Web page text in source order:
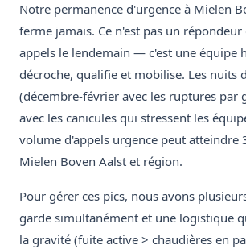
Notre permanence d'urgence à Mielen
ferme jamais. Ce n'est pas un
appels le lendemain — c'est une équipe
décroche, qualifie et mobilise. Les nuits
(décembre-février avec les ruptures par
avec les canicules qui stressent les
volume d'appels urgence peut atteindre
Mielen Boven Aalst et région.
Pour gérer ces pics, nous avons
garde simultanément et une logistique
la gravité (fuite active > chaudières en